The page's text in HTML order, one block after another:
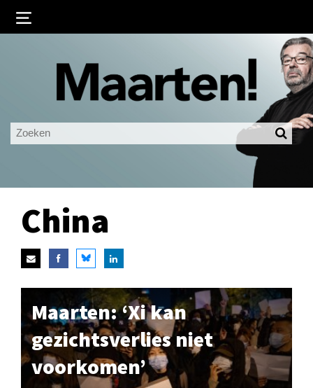
Ingelogd blijven
LOGIN
China
Maarten: ‘Xi kan
gezichtsverlies niet
voorkomen’